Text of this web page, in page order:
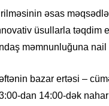
əsas
üsullarla təqdim
məmnunluğuna nail
bazar ertəsi –
dan 14:00-dək